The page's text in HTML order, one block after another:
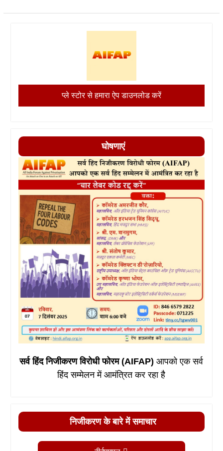
प्ले स्टोर से हमारा ऐप डाउनलोड करें
घोषणाएं
सर्व हिंद निजीकरण विरोधी फोरम (AIFAP)आपको एक सर्व
हिंद सम्मेलन में आमंत्रित कर रहा है
निजीकरण के बारे में समाचार